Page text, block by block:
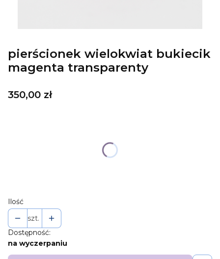
pierścionek wielokwiat bukiecik
magenta transparenty
Cena
350,00 zł
Ilość
szt.
Dostępność:
na wyczerpaniu